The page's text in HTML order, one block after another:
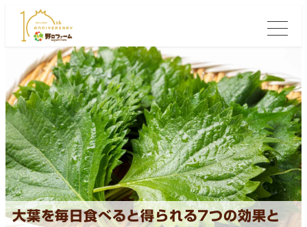
大葉を毎日食べると得られる7つの効果と